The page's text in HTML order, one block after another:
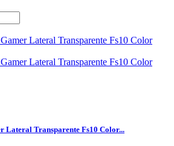
Lateral Transparente Fs10 Color...